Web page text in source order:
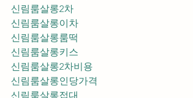
신림룸살롱2차
신림룸살롱이차
신림룸살롱룸떡
신림룸살롱키스
신림룸살롱2차비용
신림룸살롱인당가격
신림룸살롱접대